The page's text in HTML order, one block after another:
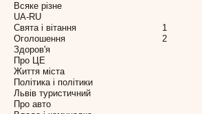
Всяке різне
UA-RU
Свята і вітання
1
Оголошення
2
Здоров'я
Про ЦЕ
Життя міста
Політика і політики
Львів туристичний
Про авто